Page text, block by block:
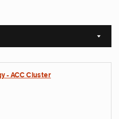
Sort
- ACC Cluster